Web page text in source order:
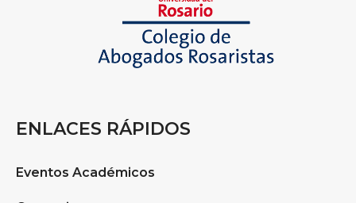
ENLACES RÁPIDOS
Eventos Académicos